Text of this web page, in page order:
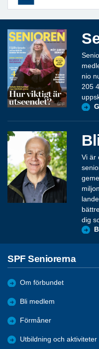
nio
205
Vi är
dig
SPF Seniorerna
Om förbundet
Bli medlem
Förmåner
Utbildning och aktiviteter